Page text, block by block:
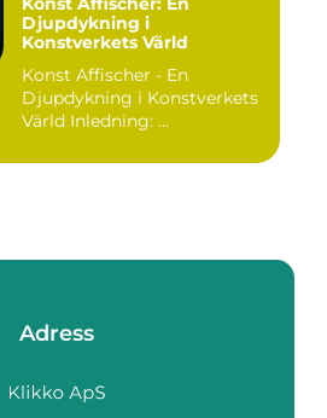
Djupdykning i
Konstverkets Värld
Konst Affischer - En
Djupdykning i Konstverkets
Värld Inledning: ...
Adress